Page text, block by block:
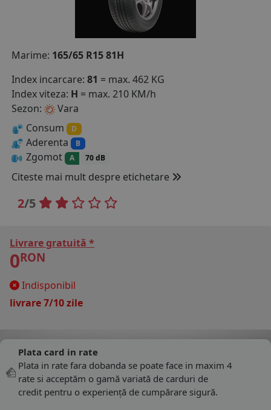
B2B - COLABORARE COMPANII
CONTACT
Marime: 165/65 R15 81H
Index incarcare: 81 = max. 462 KG
Index viteza: H = max. 210 KM/h
Sezon:
Vara
Consum
D
Aderenta B
Zgomot A 70 dB
Citeste mai mult despre etichetare
2/5
Livrare gratuită *
0RON
Indisponibil
livrare 7/10 zile
Plata card in rate
Plata in rate fara dobanda se poate face in maxim 4
rate si acceptăm o gamă variată de carduri de
credit pentru o experiență de cumpărare sigură.